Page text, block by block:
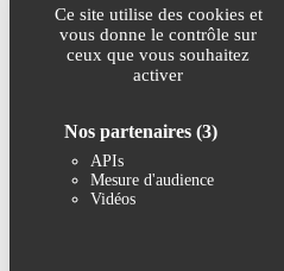
Ce site utilise des cookies et
vous donne le contrôle sur
ceux que vous souhaitez
activer
Nos partenaires (3)
APIs
Mesure d'audience
Vidéos